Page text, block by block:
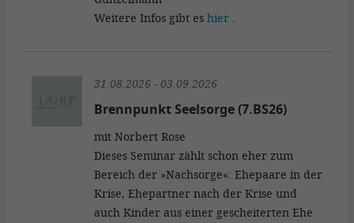
Weitere Infos gibt es hier .
31.08.2026 - 03.09.2026
Brennpunkt Seelsorge (7.BS26)
mit Norbert Rose
Dieses Seminar zählt schon eher zum
Bereich der »Nachsorge«: Ehepaare in der
Krise, Ehepartner nach der Krise und
auch Kinder aus einer gescheiterten Ehe